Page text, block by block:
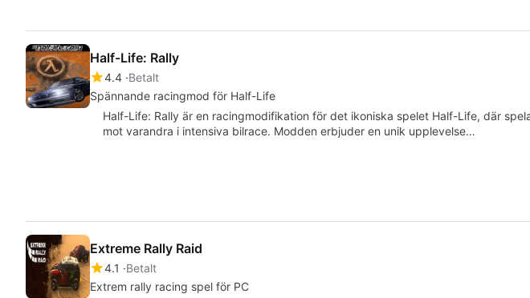
Half-Life: Rally
4.4 Betalt
Spännande racingmod för Half-Life
Half-Life: Rally är en racingmodifikation för det ikoniska spelet Half-Life, där
mot varandra i intensiva bilrace. Modden erbjuder en unik upplevelse…
Extreme Rally Raid
4.1
Betalt
Extrem rally racing spel för PC